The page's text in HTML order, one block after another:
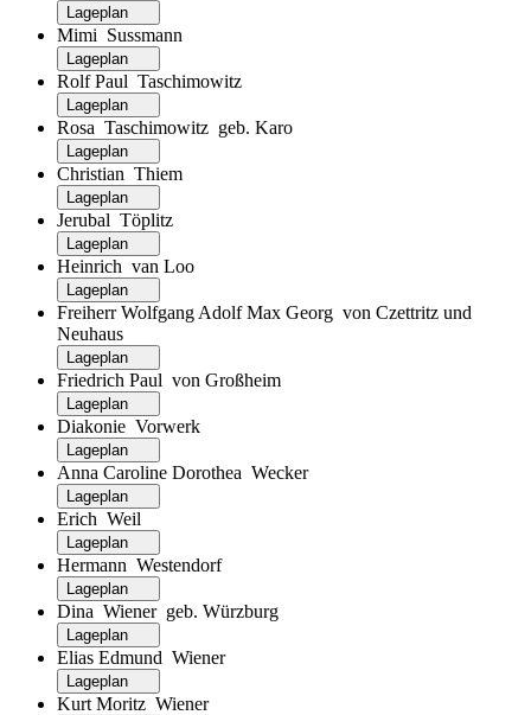
Mimi Sussmann
Rolf Paul Taschimowitz
Rosa Taschimowitz geb. Karo
Christian Thiem
Jerubal Töplitz
Heinrich van Loo
Freiherr Wolfgang Adolf Max Georg von Czettritz und
Neuhaus
Friedrich Paul von Großheim
Diakonie Vorwerk
Anna Caroline Dorothea Wecker
Erich Weil
Hermann Westendorf
Dina Wiener geb. Würzburg
Elias Edmund Wiener
Kurt Moritz Wiener